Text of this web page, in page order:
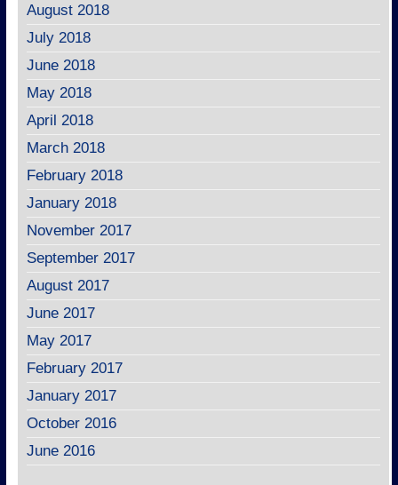
August 2018
July 2018
June 2018
May 2018
April 2018
March 2018
February 2018
January 2018
November 2017
September 2017
August 2017
June 2017
May 2017
February 2017
January 2017
October 2016
June 2016